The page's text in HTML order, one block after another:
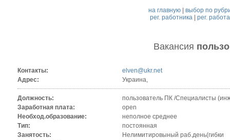
на главную |выбор по
рег. работника| рег.
Вакансия
Контакты:
elven@ukr.net
Адрес:
Украина,
Должность:
пользователь ПК /Специалисты
Заработная плата:
open
Необход.образование:
неполное среднее
Тип:
постоянная
Занятость:
Нелимитировыный раб.день(гибки